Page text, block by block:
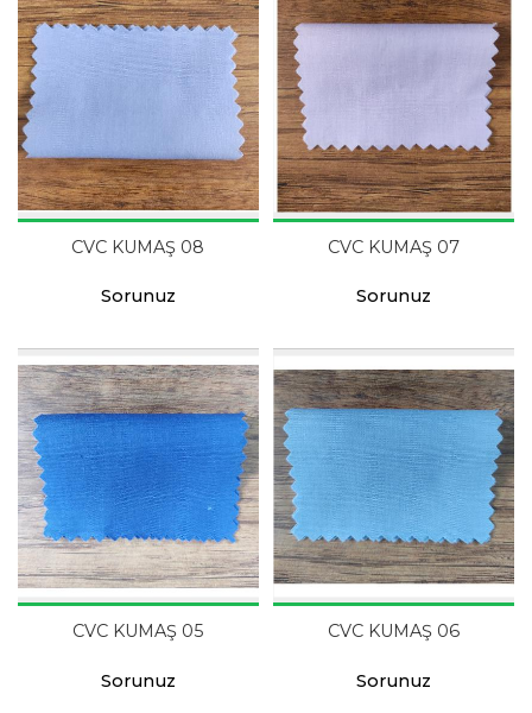
CVC KUMAŞ 08
Sorunuz
CVC KUMAŞ 07
Sorunuz
CVC KUMAŞ 05
Sorunuz
CVC KUMAŞ 06
Sorunuz